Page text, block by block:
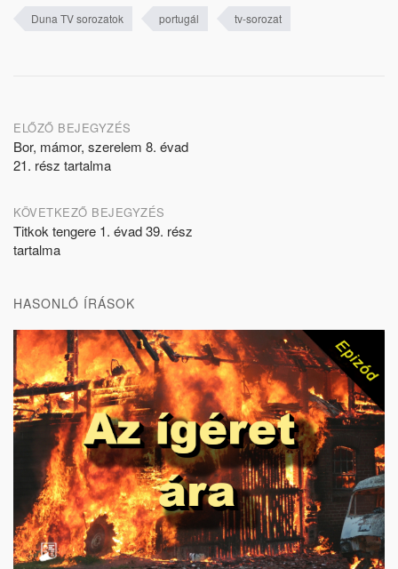
Duna TV sorozatok portugál tv-sorozat
Post
navigation
ELŐZŐ BEJEGYZÉS
Bor, mámor, szerelem 8. évad
21. rész tartalma
KÖVETKEZŐ BEJEGYZÉS
Titkok tengere 1. évad 39. rész
tartalma
HASONLÓ ÍRÁSOK